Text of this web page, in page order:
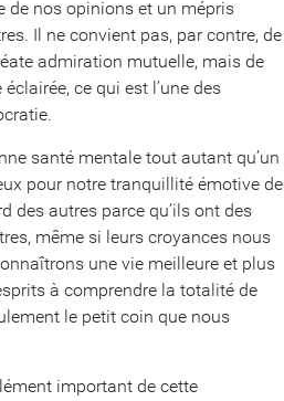
de nos opinions et un mépris
Il ne convient pas, par contre, de
admiration mutuelle, mais de
ce qui est l’une des
santé mentale tout autant qu’un
pour notre tranquillité émotive de
des autres parce qu’ils ont des
même si leurs croyances nous
une vie meilleure et plus
à comprendre la totalité de
le petit coin que nous
important de cette